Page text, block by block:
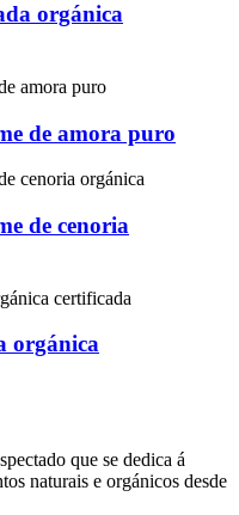
orgánica
de amora puro
de cenoria
orgánica
que se dedica á
naturais e orgánicos desde